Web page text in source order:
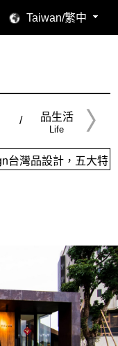
Taiwan/繁中
品生活
Life
色主題，簡潔視覺配